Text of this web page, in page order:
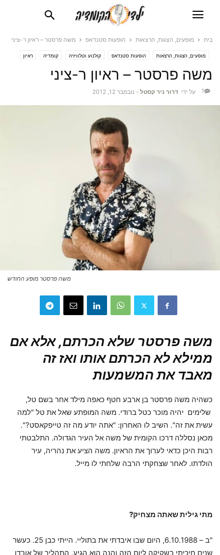
בית מופעים, הצגות, הרצאות הופעות סטנדאפ משה פרסטר – ראיון ר-ציני
מופעים, הצגות, הרצאות הופעות סטנדאפ קולנוע וטלוויזיה קומדיה ראיון
משה פרסטר – ראיון ר-ציני
על ידי דרור ניר קסטל - נובמבר 12, 2012 1
משה פרסטר מופע החודש
משה פרסטר שלא הכרתם, אלא אם
ממילא לא הכרתם אותו ואזזה
מאבד את המשמעות
כשהיה משה פרסטר בן ארבע חטף כאפה מילד אחר בשם טל,
שלימים יהיה מוכר כטל ברודי. משה המופתע שאל את טל "למה
עשית את זה". השיב לו האחרון: "אתה יודע מה זה טייפקאסט?".
מכאן נסללה דרכו הקומית של משה אל העיר הגדולה. התלבטתי
רבות היכן כדאי לערוך את הראיון. משה הציע את נהריה, עיר
הולדתו. לאחר שצחקתי הרבה שלחתי לו מייל.
מתי גילית שאתה מצחיק?
"ב – 6.10.1988, היום שבו איבדתי את בתוליי. הייתי כבן 25. כעשר
שנים חיכיתי בשקיקה ליום הזה והנה הוא הגיע. התהליך של אובדן